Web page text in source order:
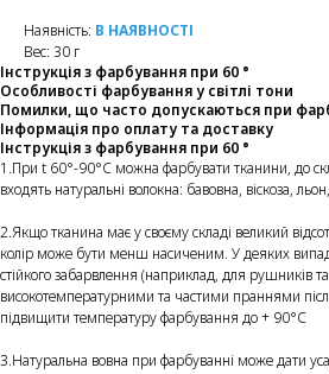
Наявність: В НАЯВНОСТІ
Вес: 30 г
Інструкція з фарбування при 60 °
Особливості фарбування у світлі тони
Помилки, що часто допускаються при
Інформація про оплату та доставку
Інструкція з фарбування при 60 °
1.При t 60°-90°C можна фарбувати тканини, до
входять натуральні волокна: бавовна, віскоза,
2.Якщо тканина має у своєму складі великий
колір може бути менш насиченим. У деяких
стійкого забарвлення (наприклад, для рушників
високотемпературними та частими праннями
підвищити температуру фарбування до + 90°С
3.Натуральна вовна при фарбуванні може дати